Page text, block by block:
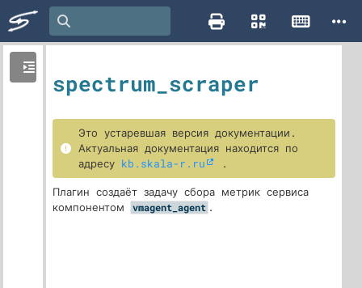
spectrum_scraper
Это устаревшая версия документации.
Актуальная документация находится по
адресу kb.skala-r.ru
.
Плагин создаёт задачу сбора метрик сервиса
компонентом
vmagent_agent .